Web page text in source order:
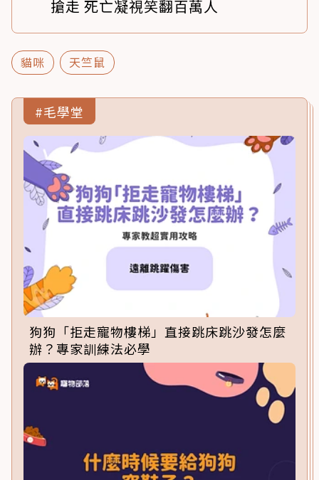
搶走 死亡凝視笑翻百萬人
貓咪 天竺鼠
#毛學堂
狗狗「拒走寵物樓梯」直接跳床跳沙發怎麼
辦？專家訓練法必學